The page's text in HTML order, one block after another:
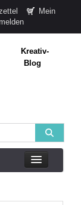
Mein
Kreativ-
Blog